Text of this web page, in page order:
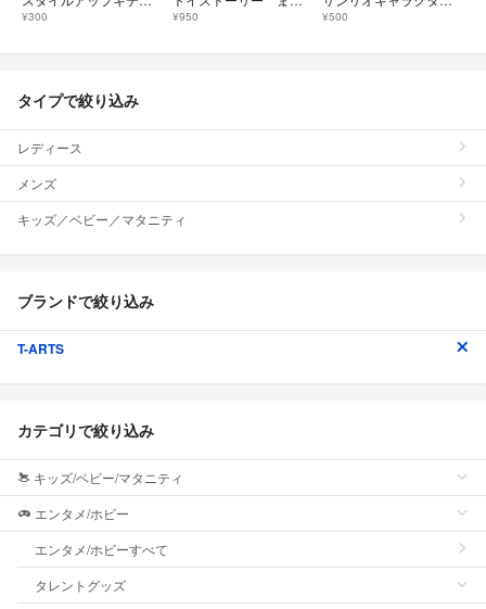
¥300 ¥950 ¥500
タイプで絞り込み
レディース
メンズ
キッズ／ベビー／マタニティ
ブランドで絞り込み
T-ARTS
カテゴリで絞り込み
キッズ/ベビー/マタニティ
エンタメ/ホビー
エンタメ/ホビーすべて
タレントグッズ